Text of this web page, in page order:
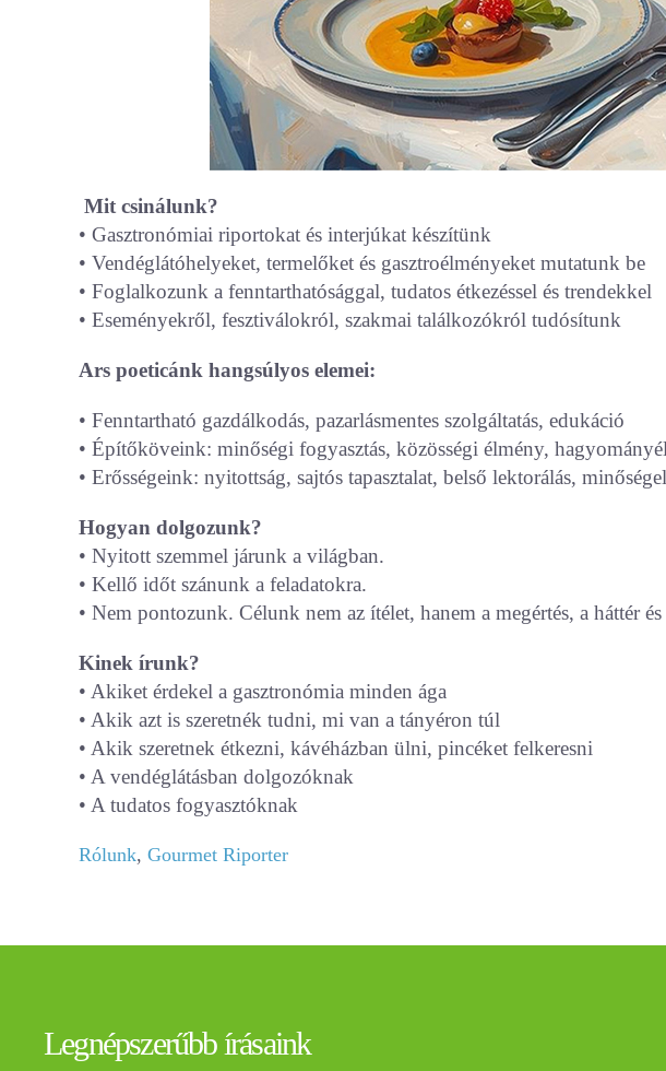
Mit csinálunk?
• Gasztronómiai riportokat és interjúkat készítünk
• Vendéglátóhelyeket, termelőket és gasztroélményeket mutatunk be
• Foglalkozunk a fenntarthatósággal, tudatos étkezéssel és trendekkel
• Eseményekről, fesztiválokról, szakmai találkozókról tudósítunk
Ars poeticánk hangsúlyos elemei:
• Fenntartható gazdálkodás, pazarlásmentes szolgáltatás, edukáció
• Építőköveink: minőségi fogyasztás, közösségi élmény,
• Erősségeink: nyitottság, sajtós tapasztalat, belső lektorálás,
Hogyan dolgozunk?
• Nyitott szemmel járunk a világban.
• Kellő időt szánunk a feladatokra.
• Nem pontozunk. Célunk nem az ítélet, hanem a megértés, a háttér
Kinek írunk?
• Akiket érdekel a gasztronómia minden ága
• Akik azt is szeretnék tudni, mi van a tányéron túl
• Akik szeretnek étkezni, kávéházban ülni, pincéket felkeresni
• A vendéglátásban dolgozóknak
• A tudatos fogyasztóknak
Rólunk, Gourmet Riporter
Legnépszerűbb írásaink